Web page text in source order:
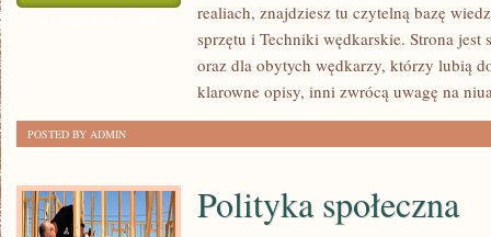
EKOLOGIA
realiach, znajdziesz tu czytelną bazę
sprzętu i Techniki wędkarskie. Strona jest
oraz dla obytych wędkarzy, którzy lubią
klarowne opisy, inni zwrócą uwagę na
POSTED BY ADMIN
Polityka społeczna